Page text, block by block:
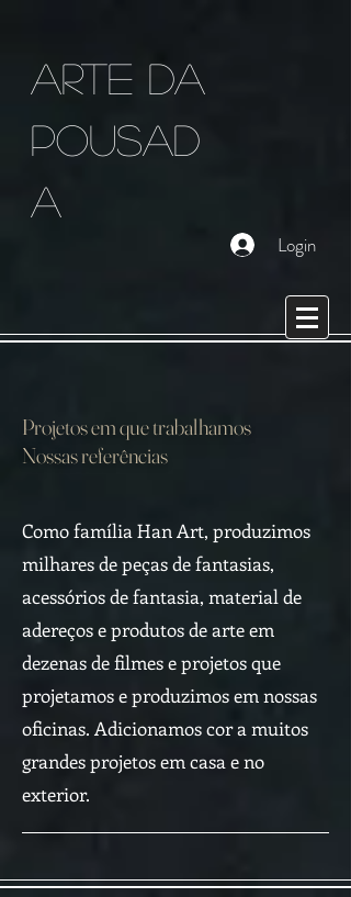
arte da
pousad
a
Login
Projetos em que trabalhamos
Nossas referências
Como família Han Art, produzimos
milhares de peças de fantasias,
acessórios de fantasia, material de
adereços e produtos de arte em
dezenas de filmes e projetos que
projetamos e produzimos em nossas
oficinas. Adicionamos cor a muitos
grandes projetos em casa e no
exterior.